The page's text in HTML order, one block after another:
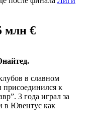
млн €
в славном
присоединился к
3 года играл за
в Ювентус как